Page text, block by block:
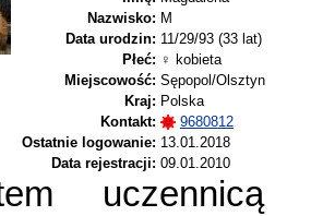
Nazwisko: M
Data urodzin: 11/29/93 (33 lat)
Płeć: ♀ kobieta
Miejscowość: Sępopol/Olsztyn
Kraj: Polska
Kontakt:
9680812
Ostatnie logowanie: 13.01.2018
Data rejestracji: 09.01.2010
uczennicą